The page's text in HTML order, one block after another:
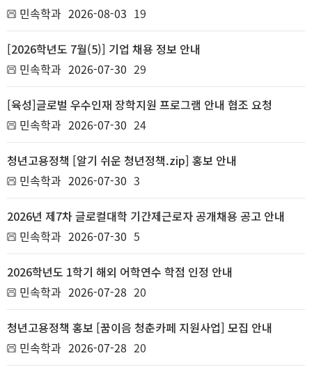
민속학과 2026-08-03 19
[2026학년도 7월(5)] 기업 채용 정보 안내
민속학과 2026-07-30 29
[육성]글로벌 우수인재 장학지원 프로그램 안내 협조 요청
민속학과 2026-07-30 24
청년고용정책 [알기 쉬운 청년정책.zip] 홍보 안내
민속학과 2026-07-30 3
2026년 제7차 글로컬대학 기간제근로자 공개채용 공고 안내
민속학과 2026-07-30 5
2026학년도 1학기 해외 어학연수 학점 인정 안내
민속학과 2026-07-28 20
청년고용정책 홍보 [꿈이음 청춘카페 지원사업] 모집 안내
민속학과 2026-07-28 20